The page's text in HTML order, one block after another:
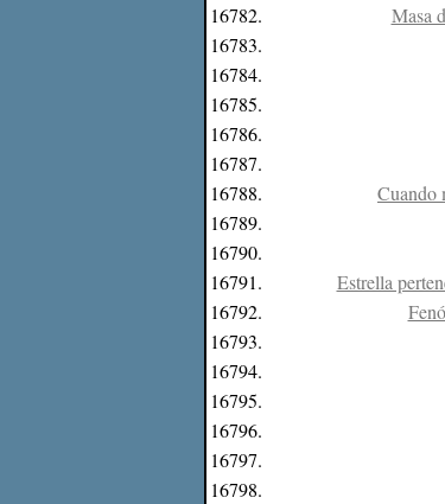
16782.
Masa
16783.
16784.
16785.
16786.
16787.
16788.
Cuando
16789.
16790.
16791.
Estrella
16792.
16793.
16794.
16795.
16796.
16797.
16798.